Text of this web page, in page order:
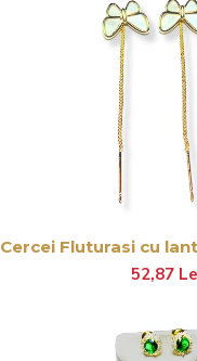
Cercei Fluturasi cu
52,87